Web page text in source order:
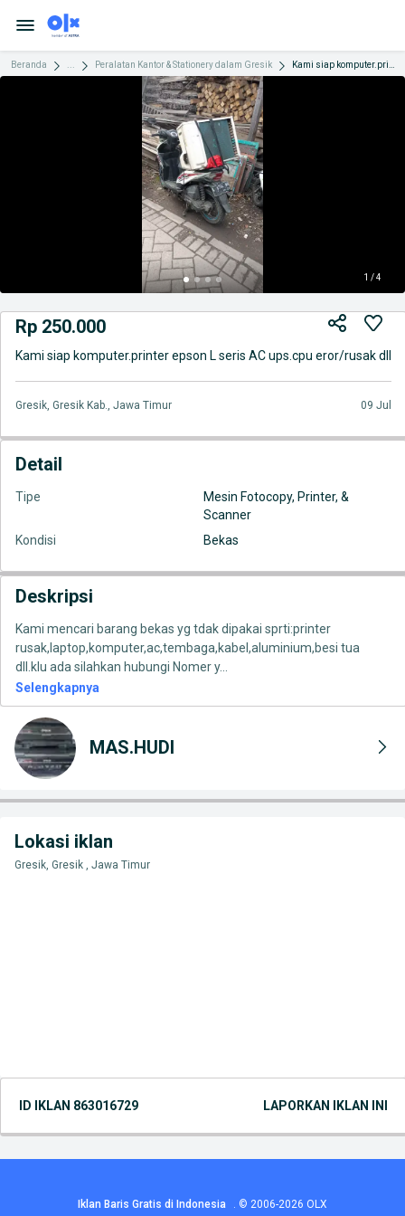
Beranda Peralatan Kantor & Stationery dalam Gresik
1 / 4
Rp 250.000
Kami siap komputer.printer epson L seris AC ups.cpu eror/rusak dll
Gresik, Gresik Kab., Jawa Timur 09 Jul
Detail
Tipe
Mesin Fotocopy, Printer, &
Scanner
Kondisi
Bekas
Deskripsi
Kami mencari barang bekas yg tdak dipakai sprti:printer
rusak,laptop,komputer,ac,tembaga,kabel,aluminium,besi tua
dll.klu ada silahkan hubungi Nomer y...
Selengkapnya
MAS.HUDI
Lokasi iklan
Gresik, Gresik , Jawa Timur
ID IKLAN 863016729 LAPORKAN IKLAN INI
Iklan Baris Gratis di Indonesia . © 2006-2026 OLX